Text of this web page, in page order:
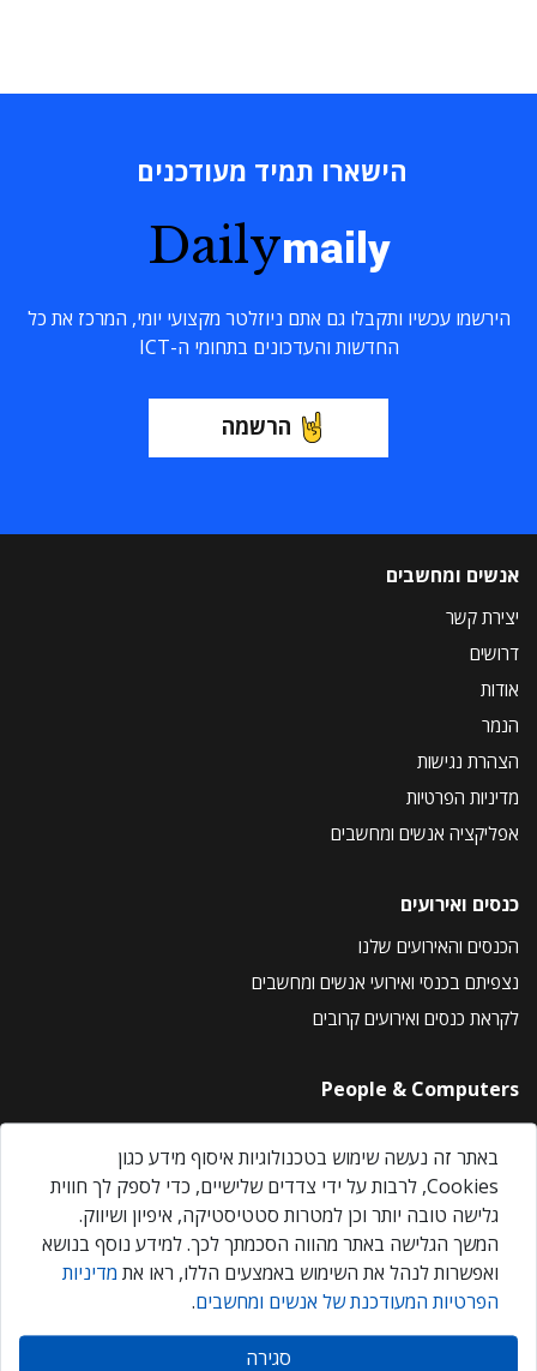
הישארו תמיד מעודכנים
Dailymaily
הירשמו עכשיו ותקבלו גם אתם ניוזלטר מקצועי יומי, המרכז את כל
החדשות והעדכונים בתחומי ה-ICT
הרשמה
אנשים ומחשבים
יצירת קשר
דרושים
אודות
הנמר
הצהרת נגישות
מדיניות הפרטיות
אפליקציה אנשים ומחשבים
כנסים ואירועים
הכנסים והאירועים שלנו
נצפיתם בכנסי ואירועי אנשים ומחשבים
לקראת כנסים ואירועים קרובים
People & Computers
About Us
Privacy Policy
Contact Us
Our Events
אנשים ומחשבים © 2026 – כל הזכויות שמורות
באתר זה נעשה שימוש בטכנולוגיות איסוף מידע כגון
Cookies, לרבות על ידי צדדים שלישיים, כדי לספק לך חווית
גלישה טובה יותר וכן למטרות סטטיסטיקה, איפיון ושיווק.
המשך הגלישה באתר מהווה הסכמתך לכך. למידע נוסף בנושא
ואפשרות לנהל את השימוש באמצעים הללו, ראו את מדיניות
הפרטיות המעודכנת של אנשים ומחשבים.
סגירה